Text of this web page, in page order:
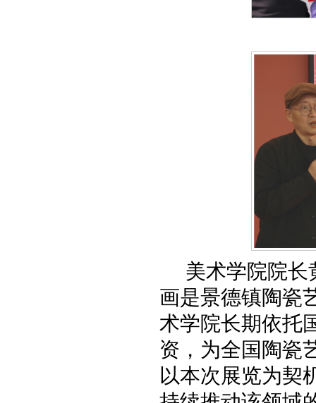
美术学院院长
画是景德镇陶瓷
术学院长期依托
资，为全国陶瓷
以本次展览为契